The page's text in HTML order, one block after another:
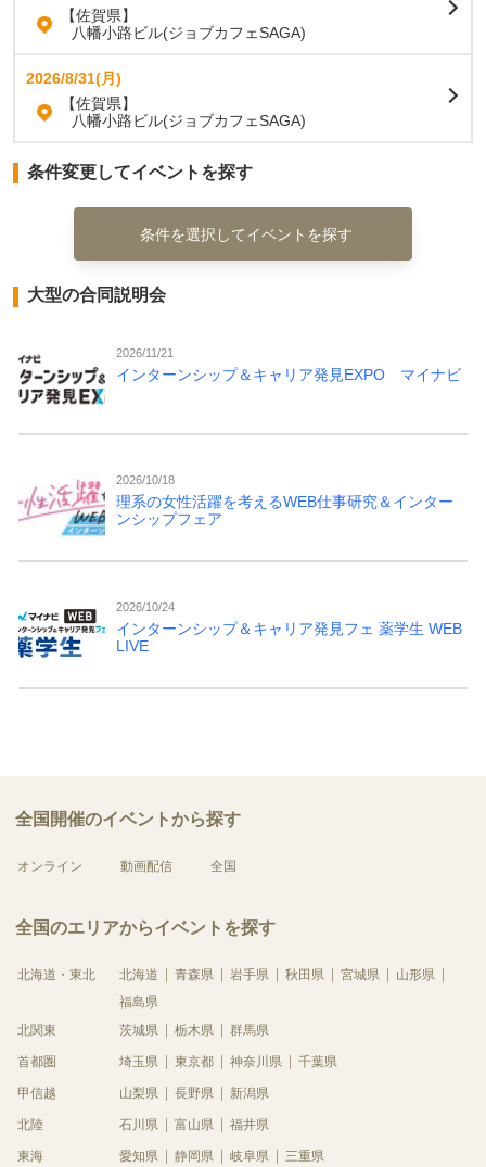
【佐賀県】
八幡小路ビル(ジョブカフェSAGA)
2026/8/31(月)
【佐賀県】
八幡小路ビル(ジョブカフェSAGA)
条件変更してイベントを探す
条件を選択してイベントを探す
大型の合同説明会
2026/11/21
インターンシップ＆キャリア発見EXPO マイナビ
2026/10/18
理系の女性活躍を考えるWEB仕事研究＆インター
ンシップフェア
2026/10/24
インターンシップ＆キャリア発見フェ 薬学生 WEB
LIVE
全国開催のイベントから探す
オンライン 動画配信 全国
全国のエリアからイベントを探す
北海道・東北 北海道 青森県 岩手県 秋田県 宮城県
山形県
福島県
北関東
茨城県 栃木県 群馬県
首都圏 埼玉県 東京都 神奈川県 千葉県
甲信越 山梨県 長野県 新潟県
北陸 石川県 富山県 福井県
東海 愛知県 静岡県 岐阜県 三重県